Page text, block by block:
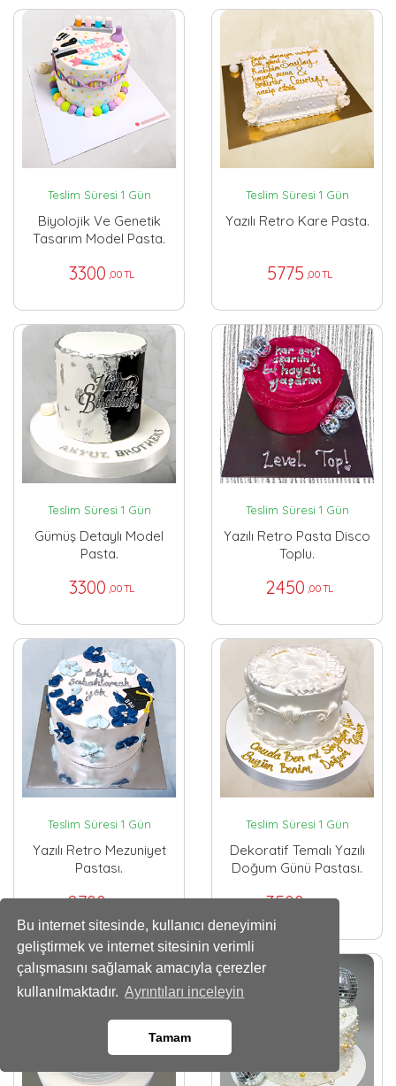
Bu internet sitesinde, kullanıcı deneyimini
geliştirmek ve internet sitesinin verimli
çalışmasını sağlamak amacıyla çerezler
kullanılmaktadır. Ayrıntıları inceleyin
Tamam
Teslim Süresi 1 Gün
Biyolojik Ve Genetik
Tasarım Model Pasta.
3300 ,00 TL
Teslim Süresi 1 Gün
Yazılı Retro Kare Pasta.
5775 ,00 TL
Teslim Süresi 1 Gün
Gümüş Detaylı Model
Pasta.
3300 ,00 TL
Teslim Süresi 1 Gün
Yazılı Retro Pasta Disco
Toplu.
2450 ,00 TL
Teslim Süresi 1 Gün
Yazılı Retro Mezuniyet
Pastası.
2700 ,00 TL
Teslim Süresi 1 Gün
Dekoratif Temalı Yazılı
Doğum Günü Pastası.
3500 ,00 TL